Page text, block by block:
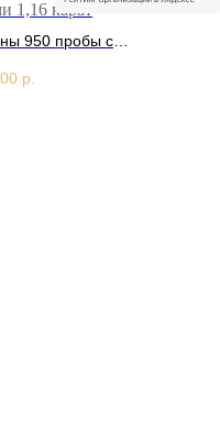
1,16 карат
950 пробы с
р.